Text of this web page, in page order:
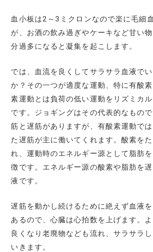
血小板は2～3ミクロンなので楽に毛細
が、お酒の飲み過ぎやケーキなど甘い
分過多になると凝集を起こします。
では、血流を良くしてサラサラ血液で
か？その一つが適度な運動、特に有酸
素運動とは負荷の低い運動をリズミカ
です。ジョギングはその代表的なもの
筋と遅筋がありますが、有酸素運動で
た遅筋が主に働いてくれます。酸素を
れ、運動時のエネルギー源として脂肪
徴です。エネルギー源の酸素や脂肪を
液です。
遅筋を動かし続けるために絶えず血液
あるので、心臓は心拍数を上げます。
良くなり老廃物なども流れ、サラサラ
いきます。